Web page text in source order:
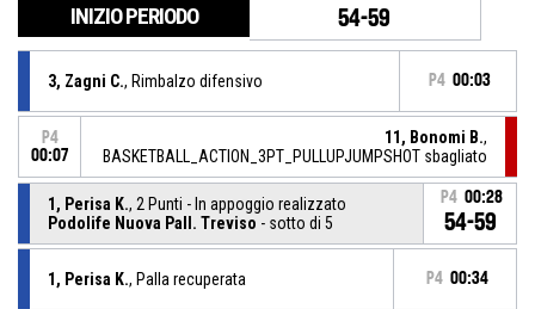
INIZIO PERIODO 54-59
3, Zagni C., Rimbalzo difensivo P4 00:03
P4
00:07
11, Bonomi B.,
BASKETBALL_ACTION_3PT_PULLUPJUMPSHOT sbagliato
1, Perisa K., 2 Punti - In appoggio realizzato
Podolife Nuova Pall. Treviso - sotto di 5
P4 00:28
54-59
1, Perisa K., Palla recuperata P4 00:34